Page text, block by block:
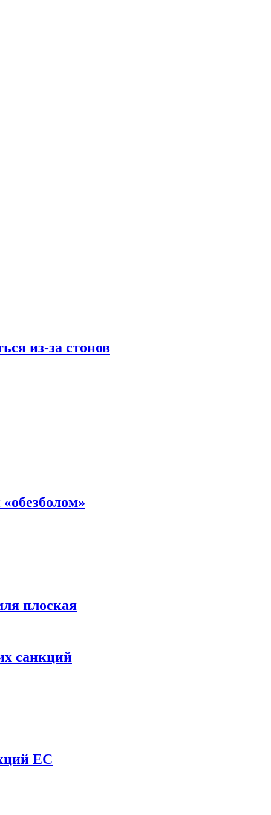
из-за стонов
плоская
санкций
ЕС